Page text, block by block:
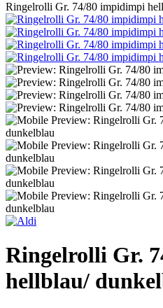
Ringelrolli Gr. 74/80 impidimpi
Ringelrolli Gr.
hellblau/